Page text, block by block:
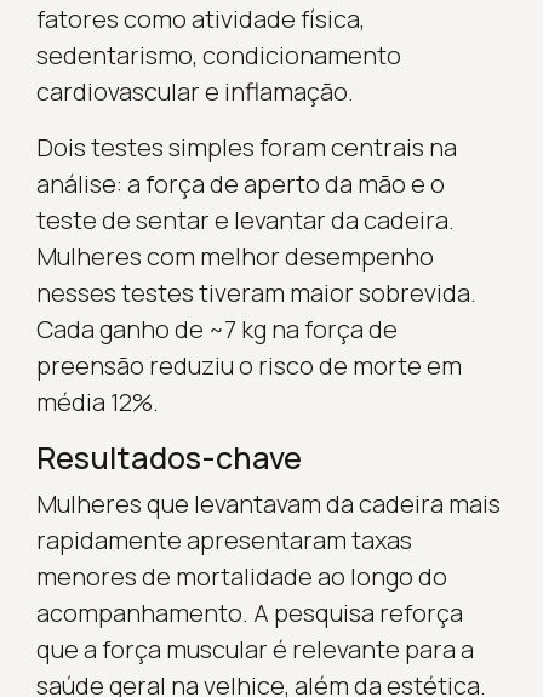
fatores como atividade física,
sedentarismo, condicionamento
cardiovascular e inflamação.
Dois testes simples foram centrais na
análise: a força de aperto da mão e o
teste de sentar e levantar da cadeira.
Mulheres com melhor desempenho
nesses testes tiveram maior sobrevida.
Cada ganho de ~7 kg na força de
preensão reduziu o risco de morte em
média 12%.
Resultados-chave
Mulheres que levantavam da cadeira mais
rapidamente apresentaram taxas
menores de mortalidade ao longo do
acompanhamento. A pesquisa reforça
que a força muscular é relevante para a
saúde geral na velhice, além da estética.